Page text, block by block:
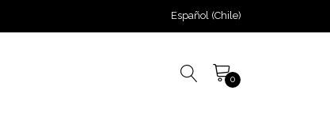
Español (Chile)
0